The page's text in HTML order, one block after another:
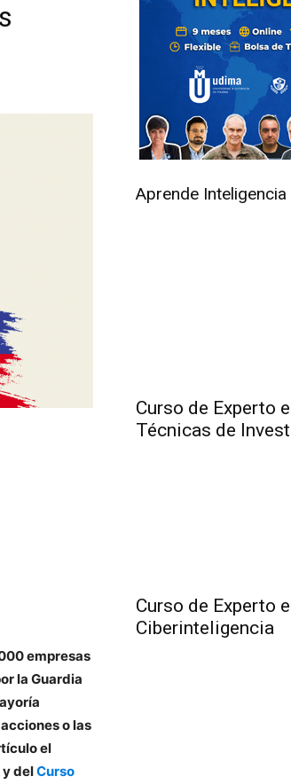
empresas
la Guardia
o las
el
y delCurso
Aprende Inteligencia
Curso de Experto
Técnicas de
Curso de Experto
Ciberinteligencia